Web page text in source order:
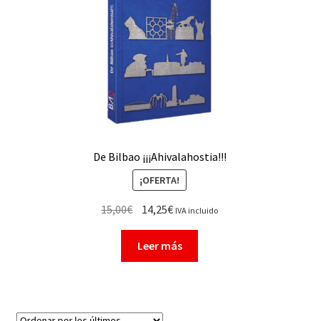
De Bilbao ¡¡¡Ahivalahostia!!!
¡OFERTA!
15,00€ 14,25€ IVA incluido
Leer más